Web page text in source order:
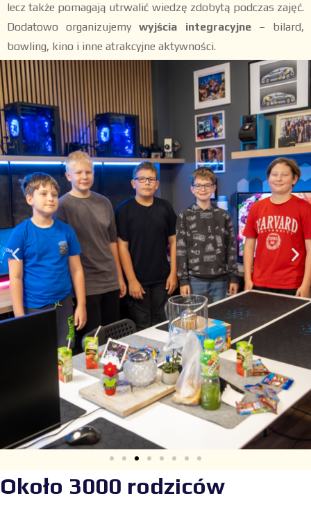
lecz także pomagają utrwalić wiedzę zdobytą podczas zajęć.
Dodatowo organizujemywyjścia integracyjne– bilard,
bowling, kino i inne atrakcyjne aktywności.
Około 3000 rodziców